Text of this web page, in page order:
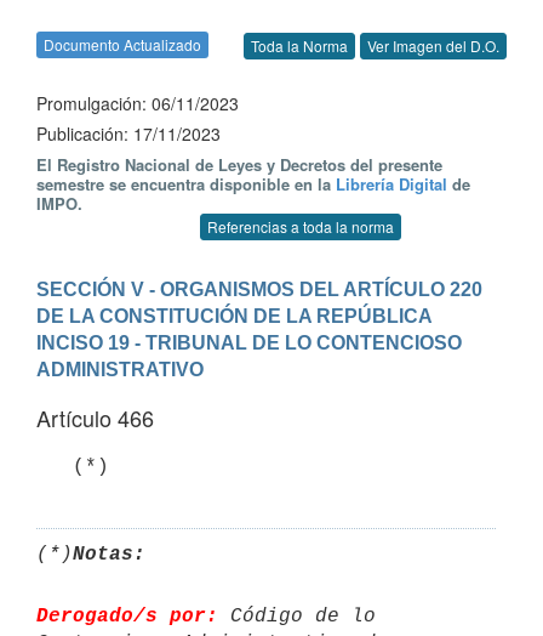
Documento Actualizado Toda la Norma Ver Imagen del D.O.
Promulgación: 06/11/2023
Publicación: 17/11/2023
El Registro Nacional de Leyes y Decretos del presente
semestre se encuentra disponible en la Librería Digital de
IMPO.
Referencias a toda la norma
SECCIÓN V - ORGANISMOS DEL ARTÍCULO 220
DE LA CONSTITUCIÓN DE LA REPÚBLICA
INCISO 19 - TRIBUNAL DE LO CONTENCIOSO
ADMINISTRATIVO
Artículo 466
   (*)
(*)Notas:
Derogado/s por:
Código de lo